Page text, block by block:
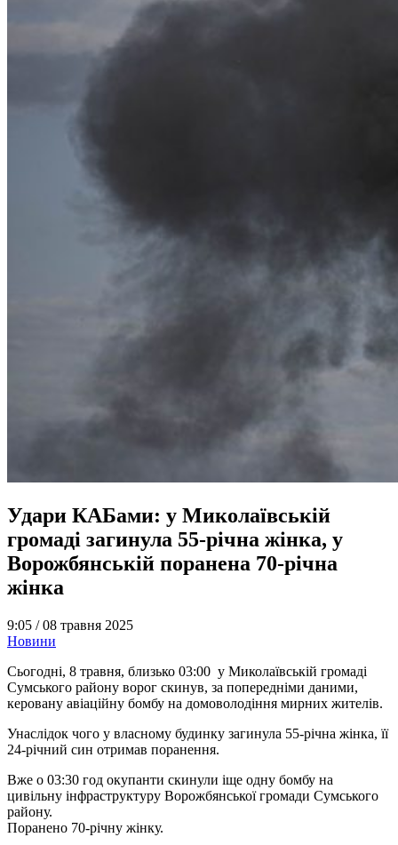
Удари КАБами: у Миколаївській
громаді загинула 55-річна жінка, у
Ворожбянській поранена 70-річна
жінка
9:05 /08 травня 2025
Новини
Сьогодні, 8 травня, близько 03:00 у Миколаївській громаді
Сумського району ворог скинув, за попередніми даними,
керовану авіаційну бомбу на домоволодіння мирних жителів.
Унаслідок чого у власному будинку загинула 55-річна жінка, її
24-річний син отримав поранення.
Вже о 03:30 год окупанти скинули іще одну бомбу на
цивільну інфраструктуру Ворожбянської громади Сумського
району.
Поранено 70-річну жінку.